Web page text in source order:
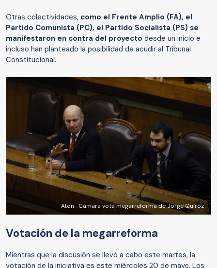
Otras colectividades, como el Frente Amplio (FA), el
Partido Comunista (PC), el Partido Socialista (PS) se
manifestaron en contra del proyecto desde un inicio e
incluso han planteado la posibilidad de acudir al Tribunal
Constitucional.
Aton- Cámara vota megarreforma de Jorge Quiroz
Votación de la megarreforma
Mientras que la discusión se llevó a cabo este martes, la
votación de la iniciativa es este miércoles 20 de mayo. Los